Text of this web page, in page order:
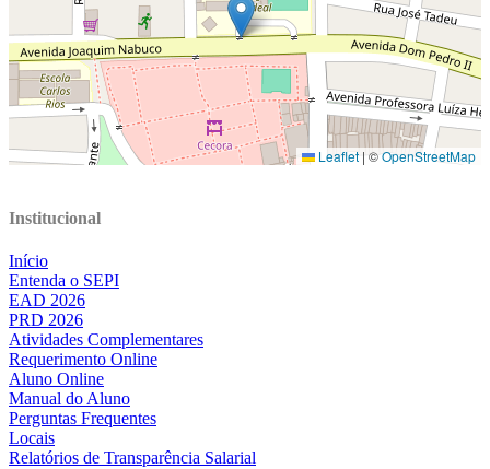
Institucional
Início
Entenda o SEPI
EAD 2026
PRD 2026
Atividades Complementares
Requerimento Online
Aluno Online
Manual do Aluno
Perguntas Frequentes
Locais
Relatórios de Transparência Salarial